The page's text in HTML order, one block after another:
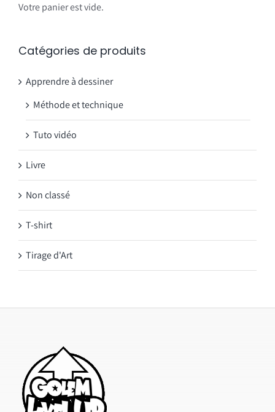
Votre panier est vide.
Catégories de produits
Apprendre à dessiner
Méthode et technique
Tuto vidéo
Livre
Non classé
T-shirt
Tirage d'Art